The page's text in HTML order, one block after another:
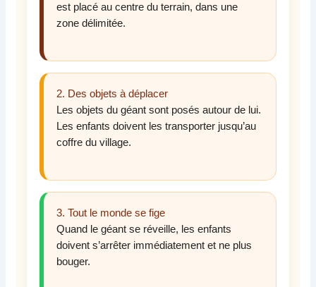
est placé au centre du terrain, dans une
zone délimitée.
2. Des objets à déplacer
Les objets du géant sont posés autour de lui.
Les enfants doivent les transporter jusqu’au
coffre du village.
3. Tout le monde se fige
Quand le géant se réveille, les enfants
doivent s’arrêter immédiatement et ne plus
bouger.